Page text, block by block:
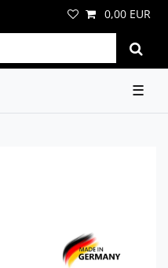
0,00 EUR
☰